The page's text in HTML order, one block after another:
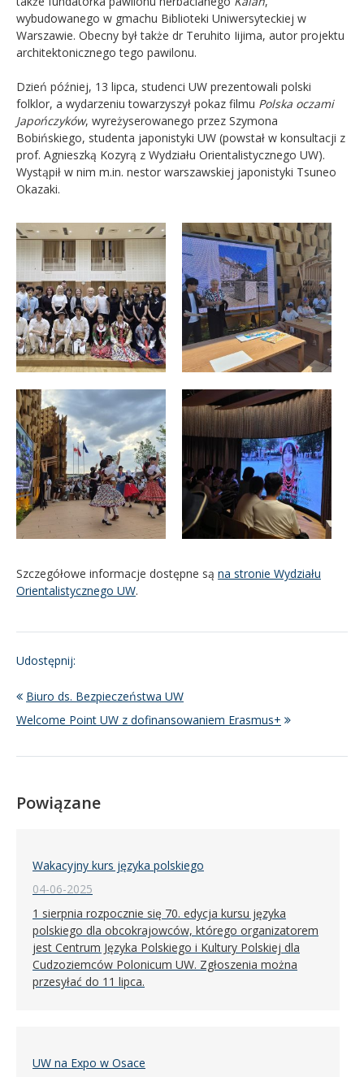
wybudowanego w gmachu Biblioteki Uniwersyteckiej w
Warszawie. Obecny był także dr Teruhito Iijima, autor projektu
architektonicznego tego pawilonu.
Dzień później, 13 lipca, studenci UW prezentowali polski
folklor, a wydarzeniu towarzyszył pokaz filmu Polska oczami
Japończyków, wyreżyserowanego przez Szymona
Bobińskiego, studenta japonistyki UW (powstał w konsultacji z
prof. Agnieszką Kozyrą z Wydziału Orientalistycznego UW).
Wystąpił w nim m.in. nestor warszawskiej japonistyki Tsuneo
Okazaki.
Szczegółowe informacje dostępne są na stronie Wydziału
Orientalistycznego UW.
Udostępnij:
Biuro ds. Bezpieczeństwa UW
Welcome Point UW z dofinansowaniem Erasmus+
Powiązane
Wakacyjny kurs języka polskiego
04-06-2025
1 sierpnia rozpocznie się 70. edycja kursu języka
polskiego dla obcokrajowców, którego organizatorem
jest Centrum Języka Polskiego i Kultury Polskiej dla
Cudzoziemców Polonicum UW. Zgłoszenia można
przesyłać do 11 lipca.
UW na Expo w Osace